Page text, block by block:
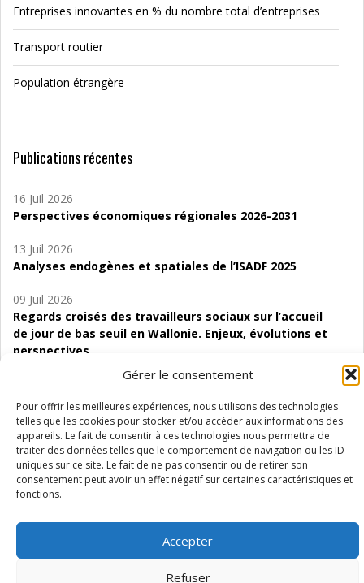
Gérer le consentement
Pour offrir les meilleures expériences, nous utilisons des technologies
telles que les cookies pour stocker et/ou accéder aux informations des
appareils. Le fait de consentir à ces technologies nous permettra de
traiter des données telles que le comportement de navigation ou les ID
uniques sur ce site. Le fait de ne pas consentir ou de retirer son
consentement peut avoir un effet négatif sur certaines caractéristiques et
fonctions.
Accepter
Refuser
Entreprises innovantes en % du nombre total d’entreprises
Transport routier
Population étrangère
Publications récentes
16 Juil 2026
Perspectives économiques régionales 2026-2031
13 Juil 2026
Analyses endogènes et spatiales de l’ISADF 2025
09 Juil 2026
Regards croisés des travailleurs sociaux sur l’accueil
de jour de bas seuil en Wallonie. Enjeux, évolutions et
perspectives
Étude d’évaluabilité des Structures
d’accompagnement à l’autocréation d’emploi (SAACE)
01 Juil 2026
Pénurie du personnel infirmier :quels indicateurs
d’offre de soins pour comprendre la situation en
Wallonie ?